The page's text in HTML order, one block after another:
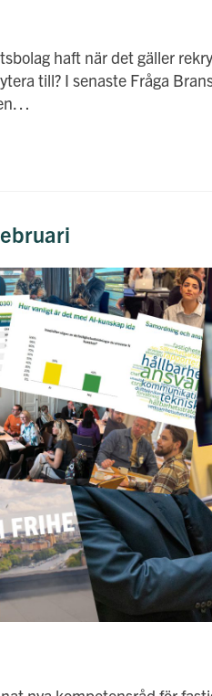
haft när det gäller
till? I senaste Fråga